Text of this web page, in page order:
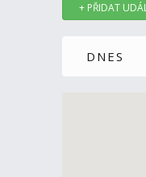
+ PŘIDAT
DNES